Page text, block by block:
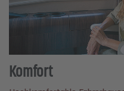
Komfort